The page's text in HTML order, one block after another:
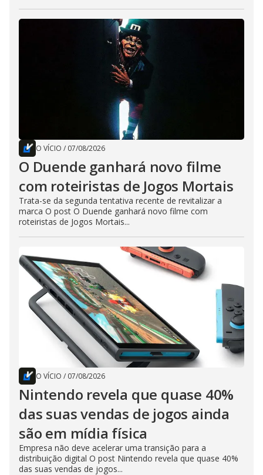
O VÍCIO / 07/08/2026
O Duende ganhará novo filme
com roteiristas de Jogos Mortais
Trata-se da segunda tentativa recente de revitalizar a
marca O post O Duende ganhará novo filme com
roteiristas de Jogos Mortais...
O VÍCIO / 07/08/2026
Nintendo revela que quase 40%
das suas vendas de jogos ainda
são em mídia física
Empresa não deve acelerar uma transição para a
distribuição digital O post Nintendo revela que quase 40%
das suas vendas de jogos...